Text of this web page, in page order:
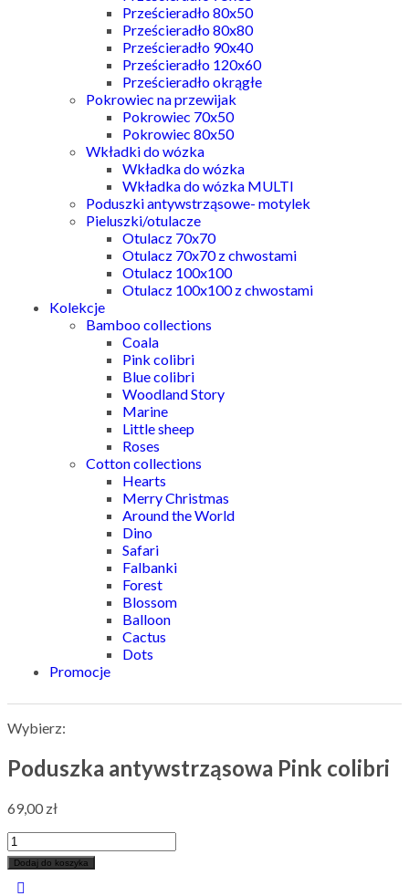
Prześcieradło 80x50
Prześcieradło 80x80
Prześcieradło 90x40
Prześcieradło 120x60
Prześcieradło okrągłe
Pokrowiec na przewijak
Pokrowiec 70x50
Pokrowiec 80x50
Wkładki do wózka
Wkładka do wózka
Wkładka do wózka MULTI
Poduszki antywstrząsowe- motylek
Pieluszki/otulacze
Otulacz 70x70
Otulacz 70x70 z chwostami
Otulacz 100x100
Otulacz 100x100 z chwostami
Kolekcje
Bamboo collections
Coala
Pink colibri
Blue colibri
Woodland Story
Marine
Little sheep
Roses
Cotton collections
Hearts
Merry Christmas
Around the World
Dino
Safari
Falbanki
Forest
Blossom
Balloon
Cactus
Dots
Promocje
Wybierz:
Poduszka antywstrząsowa Pink colibri
69,00 zł
Dodaj do koszyka